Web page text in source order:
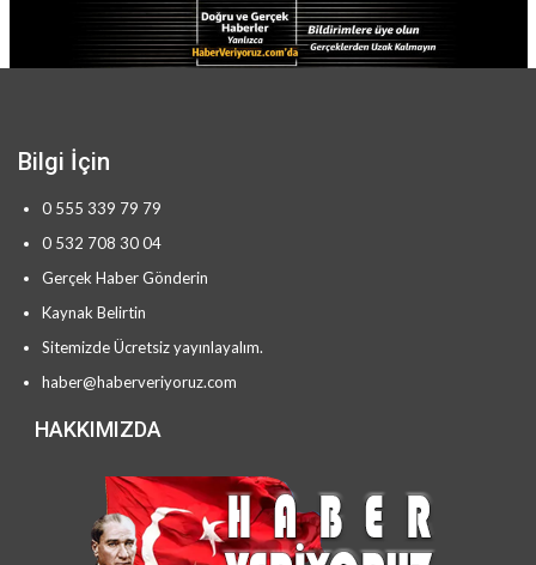
Bilgi İçin
0 555 339 79 79
0 532 708 30 04
Gerçek Haber Gönderin
Kaynak Belirtin
Sitemizde Ücretsiz yayınlayalım.
haber@haberveriyoruz.com
HAKKIMIZDA